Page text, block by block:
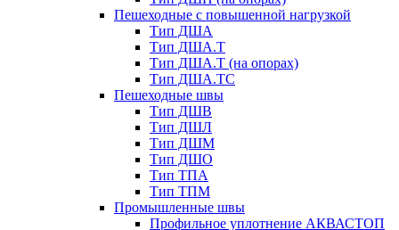
Пешеходные с повышенной нагрузкой
Тип ДША
Тип ДША.Т
Тип ДША.Т (на опорах)
Тип ДША.ТС
Пешеходные швы
Тип ДШВ
Тип ДШЛ
Тип ДШМ
Тип ДШО
Тип ТПА
Тип ТПМ
Промышленные швы
Профильное уплотнение АКВАСТОП